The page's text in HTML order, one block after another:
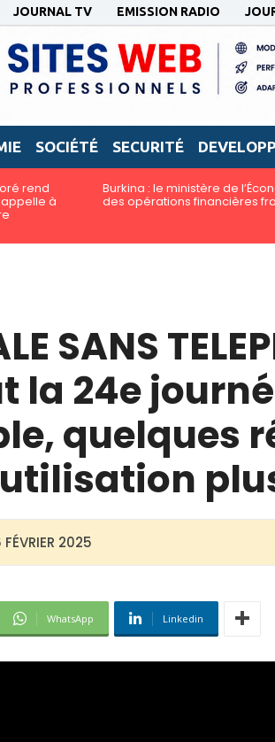
JOURNAL TV EMISSION RADIO
SOCIÉTÉ SECURITÉ
rend
à
Burkina : le ministère de
des opérations financières
SANS
la 24e
quelques
FÉVRIER 2025
WhatsApp Linkedin